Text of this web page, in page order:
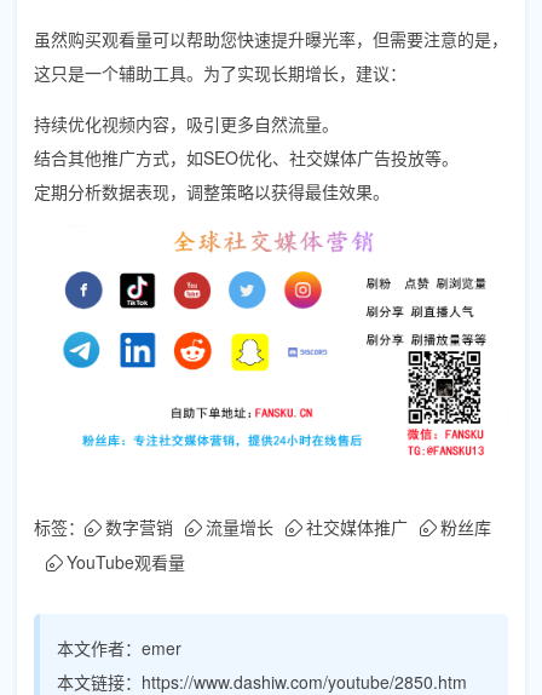
虽然购买观看量可以帮助您快速提升曝光率，但需要注意的是，
这只是一个辅助工具。为了实现长期增长，建议：
持续优化视频内容，吸引更多自然流量。
结合其他推广方式，如SEO优化、社交媒体广告投放等。
定期分析数据表现，调整策略以获得最佳效果。
标签： 数字营销 流量增长 社交媒体推广
粉丝库
YouTube观看量
本文作者： emer
本文链接： https://www.dashiw.com/youtube/2850.htm